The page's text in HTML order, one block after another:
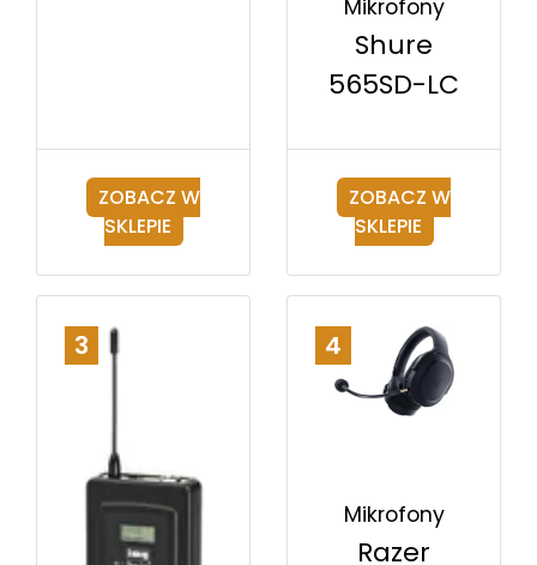
ZOBACZ W
SKLEPIE
Mikrofony
Shure
565SD-LC
ZOBACZ W
SKLEPIE
3 4
Mikrofony
Razer